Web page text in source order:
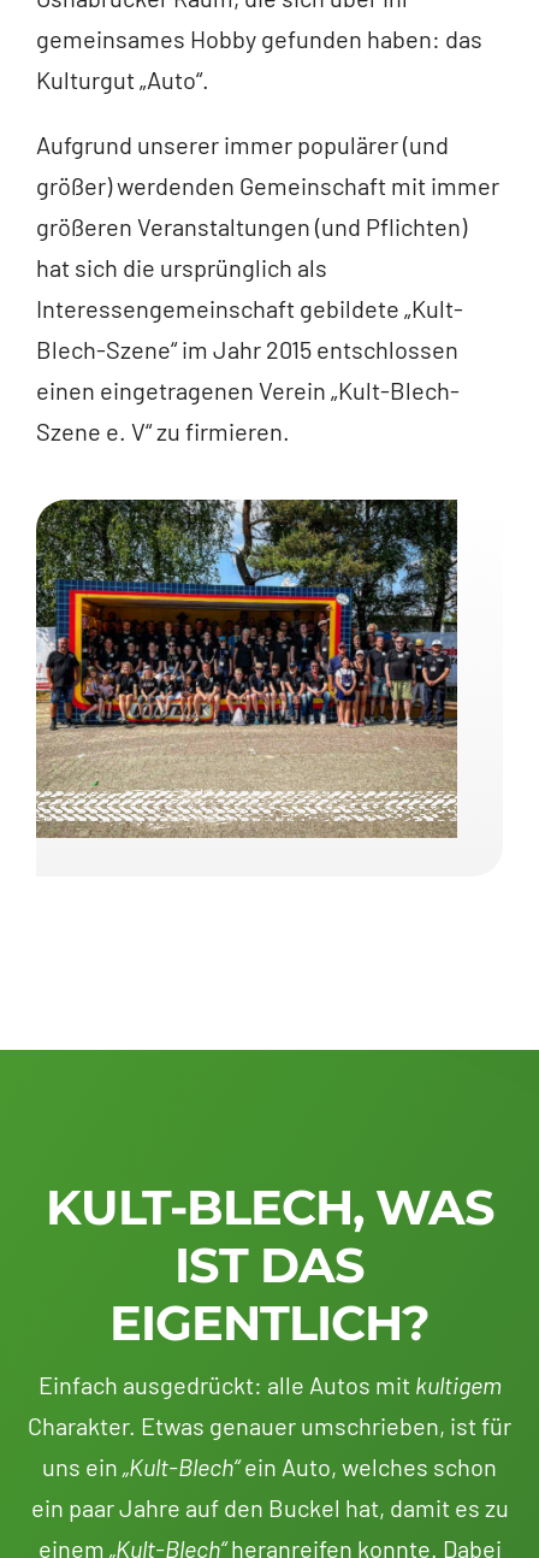
gemeinsames Hobby gefunden haben: das
Kulturgut „Auto“.
Aufgrund unserer immer populärer (und
größer) werdenden Gemeinschaft mit immer
größeren Veranstaltungen (und Pflichten)
hat sich die ursprünglich als
Interessengemeinschaft gebildete „Kult-
Blech-Szene“ im Jahr 2015 entschlossen
einen eingetragenen Verein „Kult-Blech-
Szene e. V“ zu firmieren.
KULT-BLECH, WAS
IST DAS
EIGENTLICH?
Einfach ausgedrückt: alle Autos mit kultigem
Charakter. Etwas genauer umschrieben, ist für
uns ein „Kult-Blech“ein Auto, welches schon
ein paar Jahre auf den Buckel hat, damit es zu
einem „Kult-Blech“heranreifen konnte. Dabei